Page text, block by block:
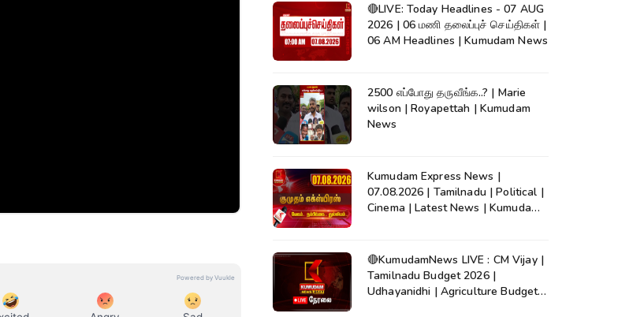
🔴LIVE: Today Headlines - 07 AUG
2026 | 06 மணி தலைப்புச் செய்திகள் |
06 AM Headlines | Kumudam News
2500 எப்போது தருவீங்க..? | Marie
wilson | Royapettah | Kumudam
News
Kumudam Express News |
07.08.2026 | Tamilnadu | Political |
Cinema | Latest News | Kumudam
🔴KumudamNews LIVE : CM Vijay |
Tamilnadu Budget 2026 |
Udhayanidhi | Agriculture Budget |